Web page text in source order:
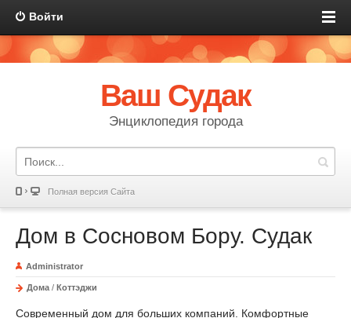
Войти
Ваш Судак
Энциклопедия города
Полная версия Сайта
Дом в Сосновом Бору. Судак
Administrator
Дома / Коттэджи
Современный дом для больших компаний. Комфортные